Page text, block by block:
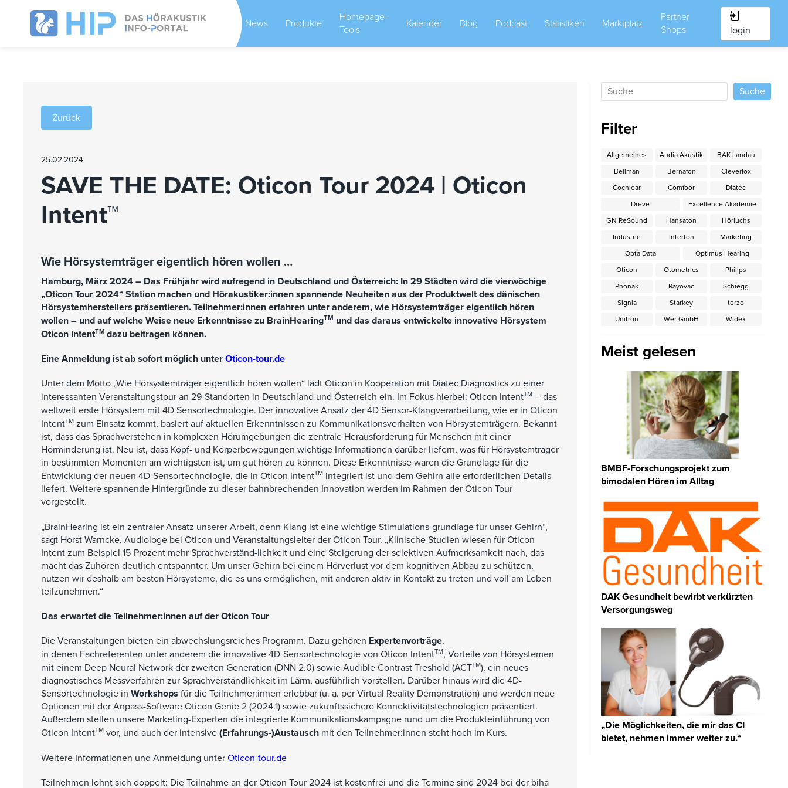
News Produkte
Homepage-
Tools
Kalender Blog Podcast Statistiken Marktplatz
Partner
Shops
login
Zurück
25.02.2024
SAVE THE DATE: Oticon Tour 2024 | Oticon
Intent™
Wie Hörsystemträger eigentlich hören wollen …
Hamburg, März 2024 – Das Frühjahr wird aufregend in Deutschland und Österreich: In 29 Städten wird die vierwöchige
„Oticon Tour 2024“ Station machen und Hörakustiker:innen spannende Neuheiten aus der Produktwelt des dänischen
Hörsystemherstellers präsentieren. Teilnehmer:innen erfahren unter anderem, wie Hörsystemträger eigentlich hören
wollen – und auf welche Weise neue Erkenntnisse zu BrainHearingTM und das daraus entwickelte innovative Hörsystem
Oticon IntentTM dazu beitragen können.
Eine Anmeldung ist ab sofort möglich unter Oticon-tour.de
Unter dem Motto „Wie Hörsystemträger eigentlich hören wollen“ lädt Oticon in Kooperation mit Diatec Diagnostics zu einer
interessanten Veranstaltungstour an 29 Standorten in Deutschland und Österreich ein. Im Fokus hierbei: Oticon IntentTM – das
weltweit erste Hörsystem mit 4D Sensortechnologie. Der innovative Ansatz der 4D Sensor-Klangverarbeitung, wie er in Oticon
IntentTM zum Einsatz kommt, basiert auf aktuellen Erkenntnissen zu Kommunikationsverhalten von Hörsystemträgern. Bekannt
ist, dass das Sprachverstehen in komplexen Hörumgebungen die zentrale Herausforderung für Menschen mit einer
Hörminderung ist. Neu ist, dass Kopf- und Körperbewegungen wichtige Informationen darüber liefern, was für Hörsystemträger
in bestimmten Momenten am wichtigsten ist, um gut hören zu können. Diese Erkenntnisse waren die Grundlage für die
Entwicklung der neuen 4D-Sensortechnologie, die in Oticon IntentTM integriert ist und dem Gehirn alle erforderlichen Details
liefert. Weitere spannende Hintergründe zu dieser bahnbrechenden Innovation werden im Rahmen der Oticon Tour
vorgestellt.
„BrainHearing ist ein zentraler Ansatz unserer Arbeit, denn Klang ist eine wichtige Stimulations-grundlage für unser Gehirn“,
sagt Horst Warncke, Audiologe bei Oticon und Veranstaltungsleiter der Oticon Tour. „Klinische Studien wiesen für Oticon
Intent zum Beispiel 15 Prozent mehr Sprachverständ-lichkeit und eine Steigerung der selektiven Aufmerksamkeit nach, das
macht das Zuhören deutlich entspannter. Um unser Gehirn bei einem Hörverlust vor dem kognitiven Abbau zu schützen,
nutzen wir deshalb am besten Hörsysteme, die es uns ermöglichen, mit anderen aktiv in Kontakt zu treten und voll am Leben
teilzunehmen.“
Das erwartet die Teilnehmer:innen auf der Oticon Tour
Die Veranstaltungen bieten ein abwechslungsreiches Programm. Dazu gehören Expertenvorträge,
in denen Fachreferenten unter anderem die innovative 4D-Sensortechnologie von Oticon IntentTM, Vorteile von Hörsystemen
mit einem Deep Neural Network der zweiten Generation (DNN 2.0) sowie Audible Contrast Treshold (ACTTM), ein neues
diagnostisches Messverfahren zur Sprachverständlichkeit im Lärm, ausführlich vorstellen. Darüber hinaus wird die 4D-
Sensortechnologie in Workshops für die Teilnehmer:innen erlebbar (u. a. per Virtual Reality Demonstration) und werden neue
Optionen mit der Anpass-Software Oticon Genie 2 (2024.1) sowie zukunftssichere Konnektivitätstechnologien präsentiert.
Außerdem stellen unsere Marketing-Experten die integrierte Kommunikationskampagne rund um die Produkteinführung von
Oticon IntentTM vor, und auch der intensive (Erfahrungs-)Austausch mit den Teilnehmer:innen steht hoch im Kurs.
Weitere Informationen und Anmeldung unter Oticon-tour.de
Teilnehmen lohnt sich doppelt: Die Teilnahme an der Oticon Tour 2024 ist kostenfrei und die Termine sind 2024 bei der biha
Filter
Allgemeines Audia Akustik
BAK Landau
Bellman
Bernafon
Cleverfox
Cochlear
Comfoor
Diatec
Dreve
Excellence Akademie
GN ReSound
Hansaton
Hörluchs
Industrie
Interton
Marketing
Opta Data
Optimus Hearing
Oticon
Otometrics
Philips
Phonak
Rayovac
Schiegg
Signia
Starkey
terzo
Unitron
Wer GmbH Widex
Meist gelesen
BMBF-Forschungsprojekt zum
bimodalen Hören im Alltag
DAK Gesundheit bewirbt verkürzten
Versorgungsweg
„Die Möglichkeiten, die mir das CI
bietet, nehmen immer weiter zu.“